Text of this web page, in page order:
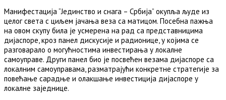
Манифестација “Јединство и снага – Србија” окупља људе из
целог света с циљем јачања веза са матицом. Посебна пажња
на овом скупу била је усмерена на рад са представницима
дијаспоре, кроз панел дискусије и радионице, у којима се
разговарало о могућностима инвестирања у локалне
самоуправе. Други панел био је посвећен везама дијаспоре са
локалним самоуправама, разматрајући конкретне стратегије за
повећање сарадње и олакшање инвестиција дијаспоре у
локалне заједнице.